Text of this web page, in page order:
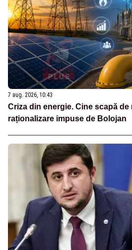
7 aug. 2026, 10:43
Criza din energie. Cine scapă de
raționalizare impuse de Bolojan